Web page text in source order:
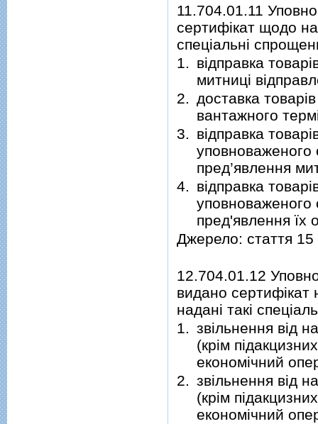
11.704.01.11
сертифікат щодо
спеціальні
1. відправка
митниці
2. доставка
вантажного
3. відправка
уповноваженого
пред’явлення
4. відправка
уповноваженого
пред'явлення їх
Джерело: стаття 15
12.704.01.12
видано
надані такі
1. звільнення від
(крім
економічний
2. звільнення від
(крім
економічний